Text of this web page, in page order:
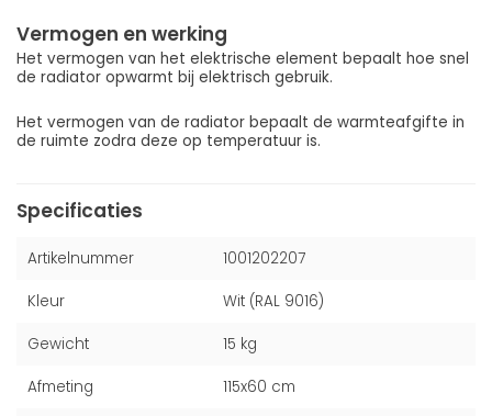
Vermogen en werking
Het vermogen van het elektrische element bepaalt hoe snel
de radiator opwarmt bij elektrisch gebruik.
Het vermogen van de radiator bepaalt de warmteafgifte in
de ruimte zodra deze op temperatuur is.
Specificaties
Artikelnummer 1001202207
Kleur Wit (RAL 9016)
Gewicht 15 kg
Afmeting 115x60 cm